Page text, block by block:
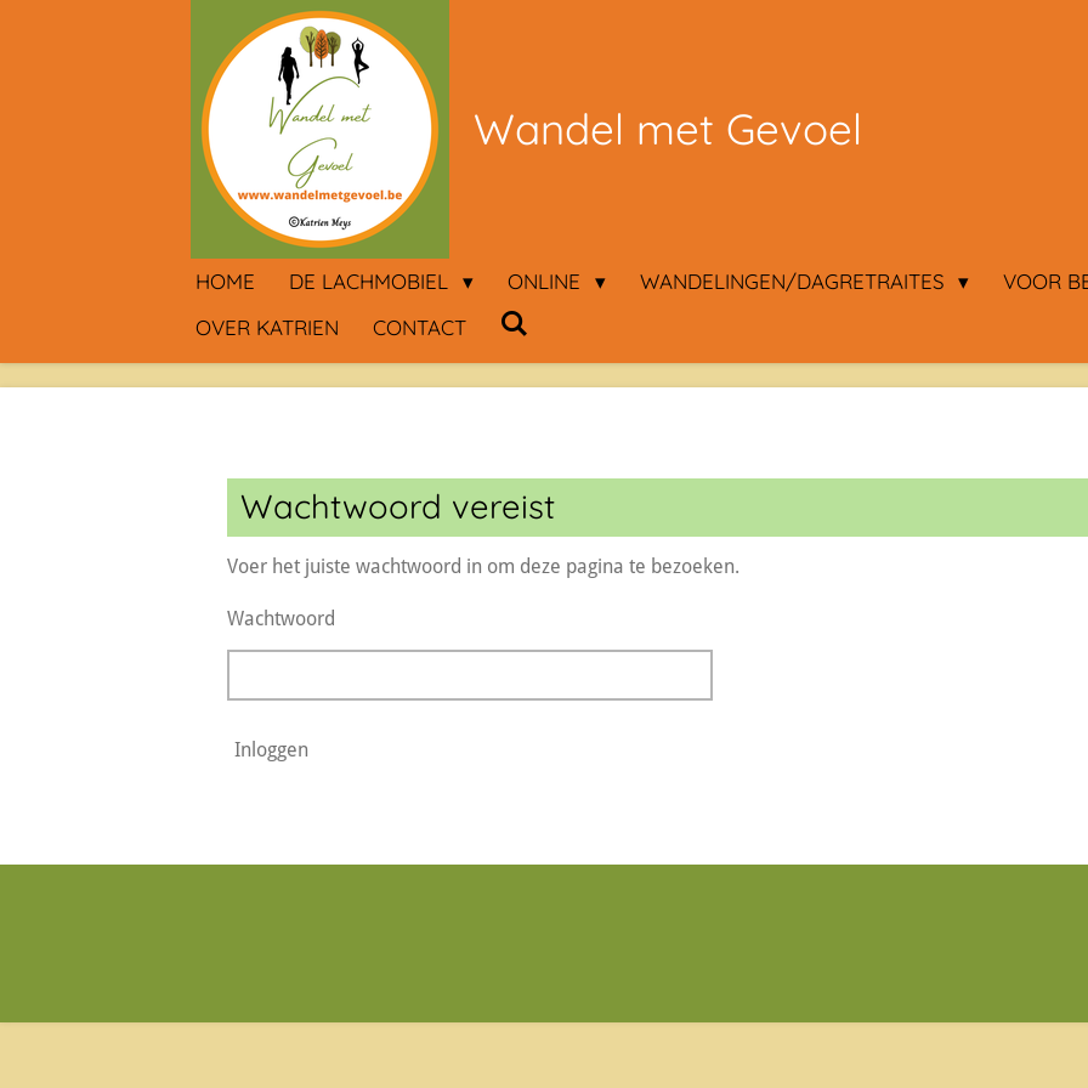
Wandel met Gevoel
HOME DE LACHMOBIEL ONLINE WANDELINGEN/DAGRETRAITES VOOR
OVER KATRIEN
CONTACT
Wachtwoord vereist
Voer het juiste wachtwoord in om deze pagina te bezoeken.
Wachtwoord
Inloggen